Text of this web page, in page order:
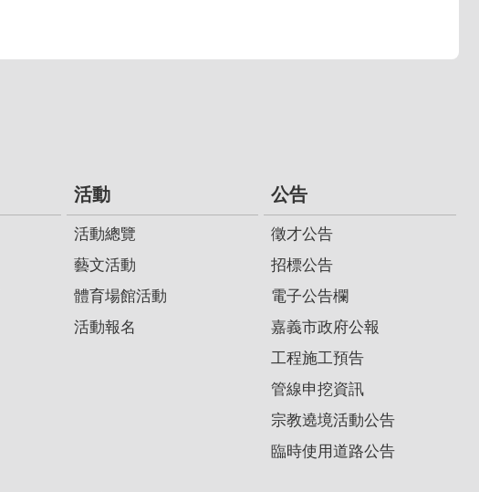
活動
活動總覽
藝文活動
體育場館活動
活動報名
公告
徵才公告
招標公告
電子公告欄
嘉義市政府公報
工程施工預告
管線申挖資訊
宗教遶境活動公告
臨時使用道路公告